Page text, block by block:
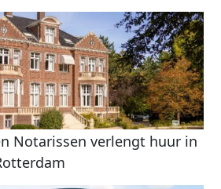
Notarissen verlengt huur in